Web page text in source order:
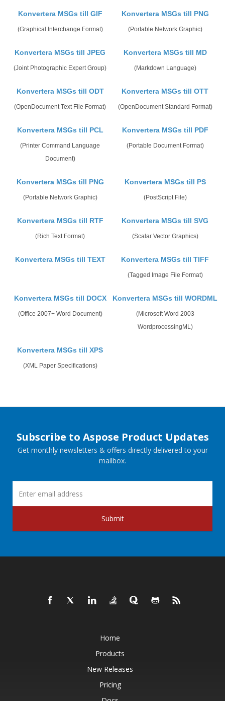
Konvertera MSGs till GIF
(Graphical Interchange Format)
Konvertera MSGs till PNG
(Portable Network Graphic)
Konvertera MSGs till JPEG
(Joint Photographic Expert Group)
Konvertera MSGs till MD
(Markdown Language)
Konvertera MSGs till ODT
(OpenDocument Text File Format)
Konvertera MSGs till OTT
(OpenDocument Standard Format)
Konvertera MSGs till PCL
(Printer Command Language
Document)
Konvertera MSGs till PDF
(Portable Document Format)
Konvertera MSGs till PNG
(Portable Network Graphic)
Konvertera MSGs till PS
(PostScript File)
Konvertera MSGs till RTF
(Rich Text Format)
Konvertera MSGs till SVG
(Scalar Vector Graphics)
Konvertera MSGs till TEXT Konvertera MSGs till TIFF
(Tagged Image File Format)
Konvertera MSGs till DOCX
(Office 2007+ Word Document)
Konvertera MSGs till WORDML
(Microsoft Word 2003
WordprocessingML)
Konvertera MSGs till XPS
(XML Paper Specifications)
Subscribe to Aspose Product Updates
Get monthly newsletters & offers directly delivered to your
mailbox.
Submit
Home
Products
New Releases
Pricing